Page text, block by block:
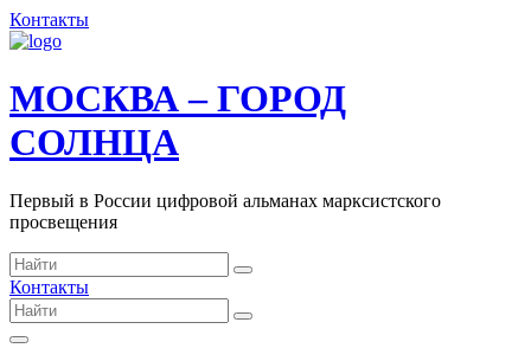
Контакты
МОСКВА – ГОРОД
СОЛНЦА
Первый в России цифровой альманах марксистского
просвещения
Контакты